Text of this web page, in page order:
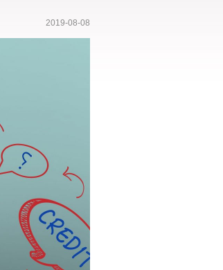
2019-08-08